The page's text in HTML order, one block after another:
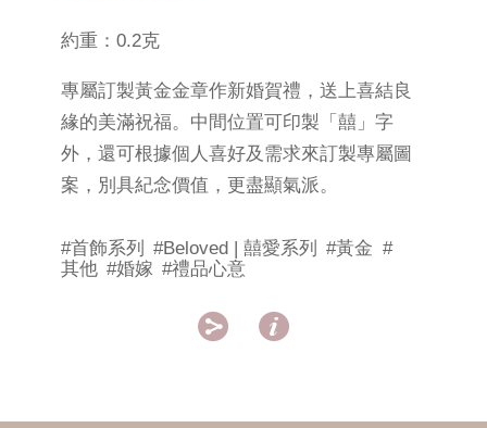
約重：0.2克
專屬訂製黃金金章作新婚賀禮，送上喜結良
緣的美滿祝福。中間位置可印製「囍」字
外，還可根據個人喜好及需求來訂製專屬圖
案，別具紀念價值，更盡顯氣派。
#首飾系列 #Beloved | 囍愛系列 #黃金 #
其他 #婚嫁 #禮品心意
 